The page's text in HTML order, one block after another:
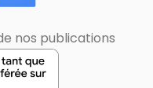
nos publications